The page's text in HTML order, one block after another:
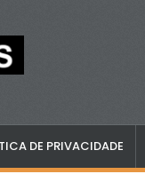
DE PRIVACIDADE